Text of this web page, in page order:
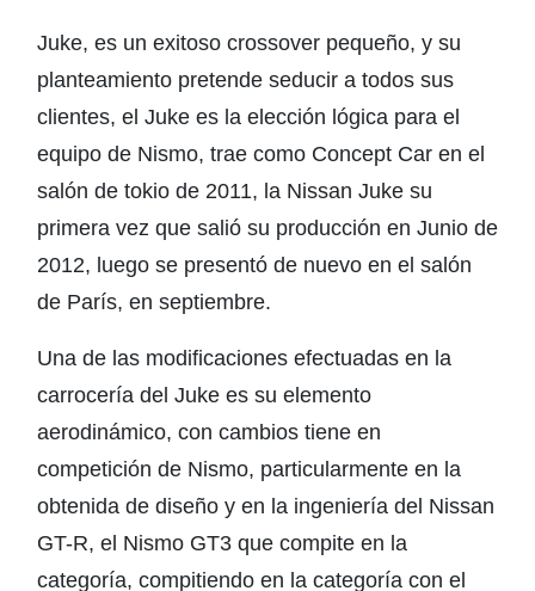
Juke, es un exitoso crossover pequeño, y su
planteamiento pretende seducir a todos sus
clientes, el Juke es la elección lógica para el
equipo de Nismo, trae como Concept Car en el
salón de tokio de 2011, la Nissan Juke su
primera vez que salió su producción en Junio de
2012, luego se presentó de nuevo en el salón
de París, en septiembre.
Una de las modificaciones efectuadas en la
carrocería del Juke es su elemento
aerodinámico, con cambios tiene en
competición de Nismo, particularmente en la
obtenida de diseño y en la ingeniería del Nissan
GT-R, el Nismo GT3 que compite en la
categoría, compitiendo en la categoría con el